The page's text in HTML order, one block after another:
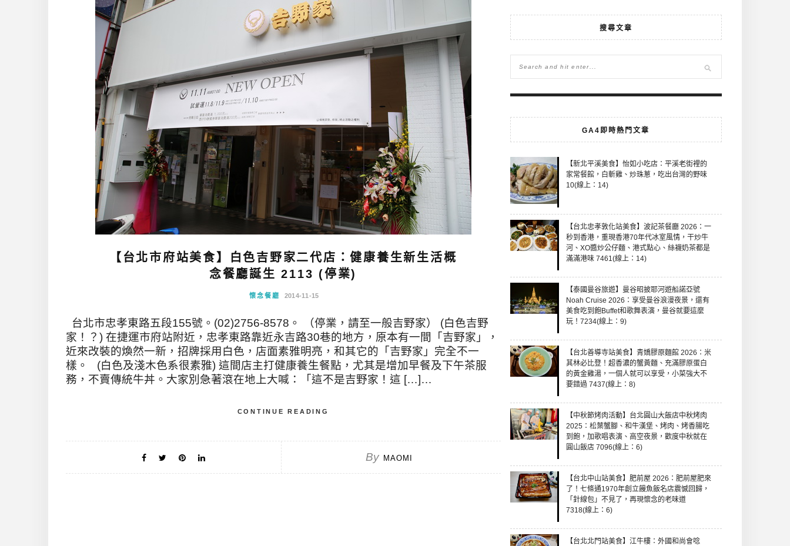
【台北市府站美食】白色吉野家二代店：健康養生新生活概
念餐廳誕生 2113 (停業)
懷念餐廳 2014-11-15
台北市忠孝東路五段155號。(02)2756-8578。 （停業，請至一般吉野家） (白色吉野
家！？) 在捷運市府站附近，忠孝東路靠近永吉路30巷的地方，原本有一間「吉野家」，
近來改裝的煥然一新，招牌採用白色，店面素雅明亮，和其它的「吉野家」完全不一
樣。 (白色及淺木色系很素雅) 這間店主打健康養生餐點，尤其是增加早餐及下午茶服
務，不賣傳統牛丼。大家別急著滾在地上大喊：「這不是吉野家！這 […]…
CONTINUE READING
By MAOMI
搜尋文章
GA4即時熱門文章
【新北平溪美食】怡如小吃店：平溪老街裡的
家常餐館，白斬雞、炒珠蔥，吃出台灣的野味
10(線上：14)
【台北忠孝敦化站美食】波記茶餐廳 2026：一
秒到香港，重現香港70年代冰室風情，干炒牛
河、XO醬炒公仔麵、港式點心、絲襪奶茶都是
滿滿港味 7461(線上：14)
【泰國曼谷旅遊】曼谷昭披耶河遊船諾亞號
Noah Cruise 2026：享受曼谷浪漫夜景，還有
美食吃到飽Buffet和歌舞表演，曼谷就要這麼
玩！7234(線上：9)
【台北善導寺站美食】青嬌膠原麵館 2026：米
其林必比登！超香濃的蟹黃麵、充滿膠原蛋白
的黃金雞湯，一個人就可以享受，小菜強大不
要錯過 7437(線上：8)
【中秋節烤肉活動】台北圓山大飯店中秋烤肉
2025：松葉蟹腳、和牛漢堡、烤肉、烤香腸吃
到飽，加歌唱表演、高空夜景，歡度中秋就在
圓山飯店 7096(線上：6)
【台北中山站美食】肥前屋 2026：肥前屋肥來
了！七條通1970年創立饅魚飯名店震憾回歸，
「針線包」不見了，再現懷念的老味道
7318(線上：6)
【台北北門站美食】江牛樓：外國和尚會唸